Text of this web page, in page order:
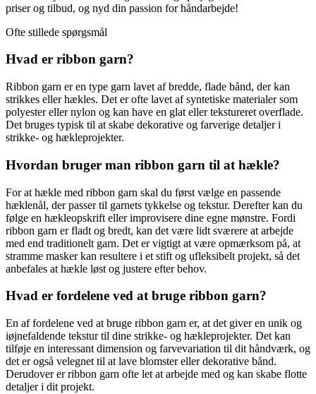
priser og tilbud, og nyd din passion for håndarbejde!
Ofte stillede spørgsmål
Hvad er ribbon garn?
Ribbon garn er en type garn lavet af bredde, flade bånd, der kan
strikkes eller hækles. Det er ofte lavet af syntetiske materialer som
polyester eller nylon og kan have en glat eller tekstureret overflade.
Det bruges typisk til at skabe dekorative og farverige detaljer i
strikke- og hækleprojekter.
Hvordan bruger man ribbon garn til at hækle?
For at hækle med ribbon garn skal du først vælge en passende
hæklenål, der passer til garnets tykkelse og tekstur. Derefter kan du
følge en hækleopskrift eller improvisere dine egne mønstre. Fordi
ribbon garn er fladt og bredt, kan det være lidt sværere at arbejde
med end traditionelt garn. Det er vigtigt at være opmærksom på, at
stramme masker kan resultere i et stift og ufleksibelt projekt, så det
anbefales at hækle løst og justere efter behov.
Hvad er fordelene ved at bruge ribbon garn?
En af fordelene ved at bruge ribbon garn er, at det giver en unik og
iøjnefaldende tekstur til dine strikke- og hækleprojekter. Det kan
tilføje en interessant dimension og farvevariation til dit håndværk, og
det er også velegnet til at lave blomster eller dekorative bånd.
Derudover er ribbon garn ofte let at arbejde med og kan skabe flotte
detaljer i dit projekt.